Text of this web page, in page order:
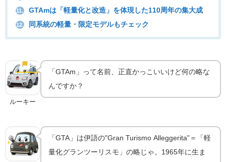
11. GTAmは「軽量化と改造」を体現した110周年の集大成
12. 同系統の軽量・限定モデルもチェック
🏁 実車の魅力
ルーキー
「GTAm」って名前、正直かっこいいけど何の略な
んですか？
「GTA」は伊語の"Gran Turismo Alleggerita"＝「軽
量化グランツーリスモ」の略じゃ。1965年に生ま